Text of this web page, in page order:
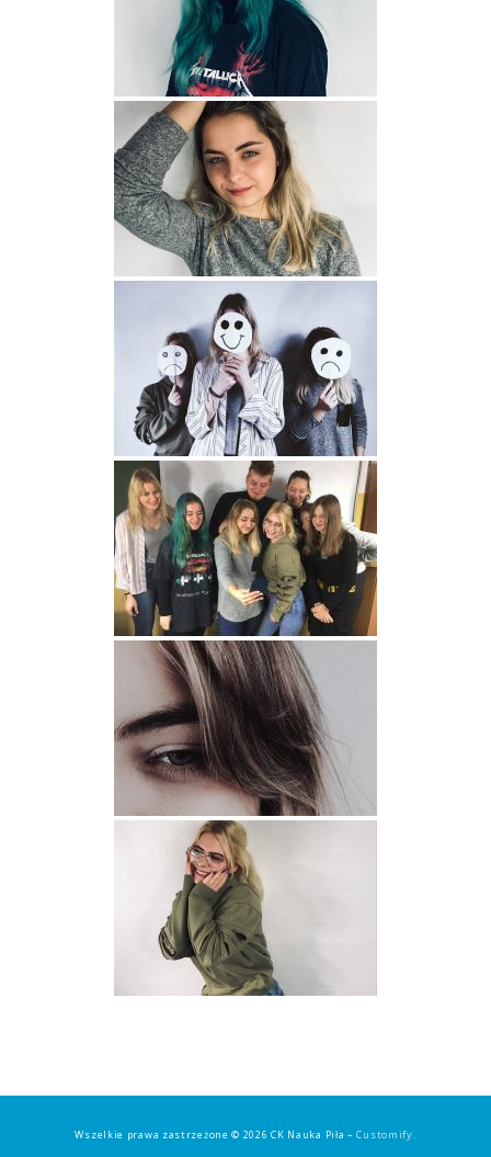
Wszelkie prawa zastrzeżone © 2026 CK Nauka Piła –Customify.